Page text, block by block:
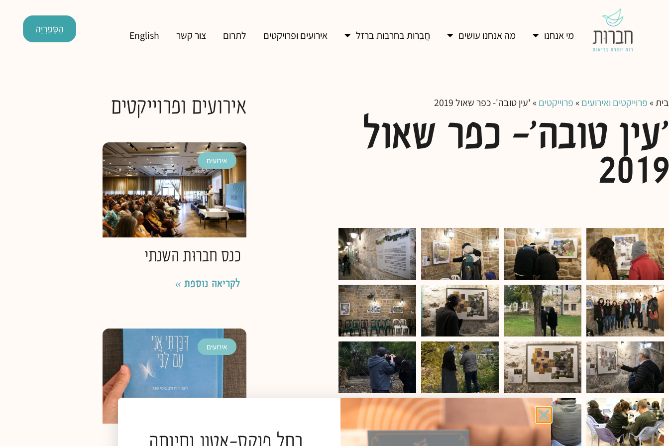
מי אנחנו מה אנחנו עושים חֲבֵרוּת בחרבות ברזל אירועים ופרויקטים לתרום צור קשר English הַסִּפְרִיָּה
בית» פרוייקטים ואירועים» פרוייקטים» 'עין טובה'- כפר שאול 2019
'עין טובה'- כפר שאול
2019
אירועים ופרוייקטים
אירועים
כנס חברוּת השנתי
לקריאה נוספת »
אירועים